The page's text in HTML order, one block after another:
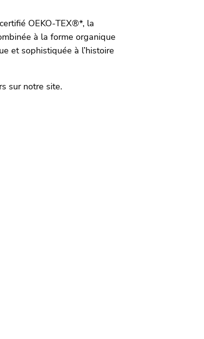
OEKO-TEX®*, la
à la forme organique
et sophistiquée à l’histoire
sur notre site.